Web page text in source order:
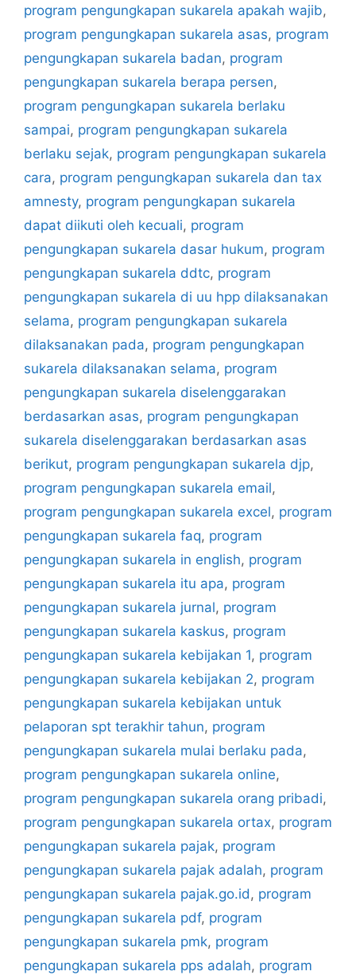
program pengungkapan sukarela apakah wajib,
program pengungkapan sukarela asas, program
pengungkapan sukarela badan, program
pengungkapan sukarela berapa persen,
program pengungkapan sukarela berlaku
sampai, program pengungkapan sukarela
berlaku sejak, program pengungkapan sukarela
cara, program pengungkapan sukarela dan tax
amnesty, program pengungkapan sukarela
dapat diikuti oleh kecuali, program
pengungkapan sukarela dasar hukum, program
pengungkapan sukarela ddtc, program
pengungkapan sukarela di uu hpp dilaksanakan
selama, program pengungkapan sukarela
dilaksanakan pada, program pengungkapan
sukarela dilaksanakan selama, program
pengungkapan sukarela diselenggarakan
berdasarkan asas, program pengungkapan
sukarela diselenggarakan berdasarkan asas
berikut, program pengungkapan sukarela djp,
program pengungkapan sukarela email,
program pengungkapan sukarela excel, program
pengungkapan sukarela faq, program
pengungkapan sukarela in english, program
pengungkapan sukarela itu apa, program
pengungkapan sukarela jurnal, program
pengungkapan sukarela kaskus, program
pengungkapan sukarela kebijakan 1, program
pengungkapan sukarela kebijakan 2, program
pengungkapan sukarela kebijakan untuk
pelaporan spt terakhir tahun, program
pengungkapan sukarela mulai berlaku pada,
program pengungkapan sukarela online,
program pengungkapan sukarela orang pribadi,
program pengungkapan sukarela ortax, program
pengungkapan sukarela pajak, program
pengungkapan sukarela pajak adalah, program
pengungkapan sukarela pajak.go.id, program
pengungkapan sukarela pdf, program
pengungkapan sukarela pmk, program
pengungkapan sukarela pps adalah, program